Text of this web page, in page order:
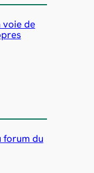
voie de
forum du